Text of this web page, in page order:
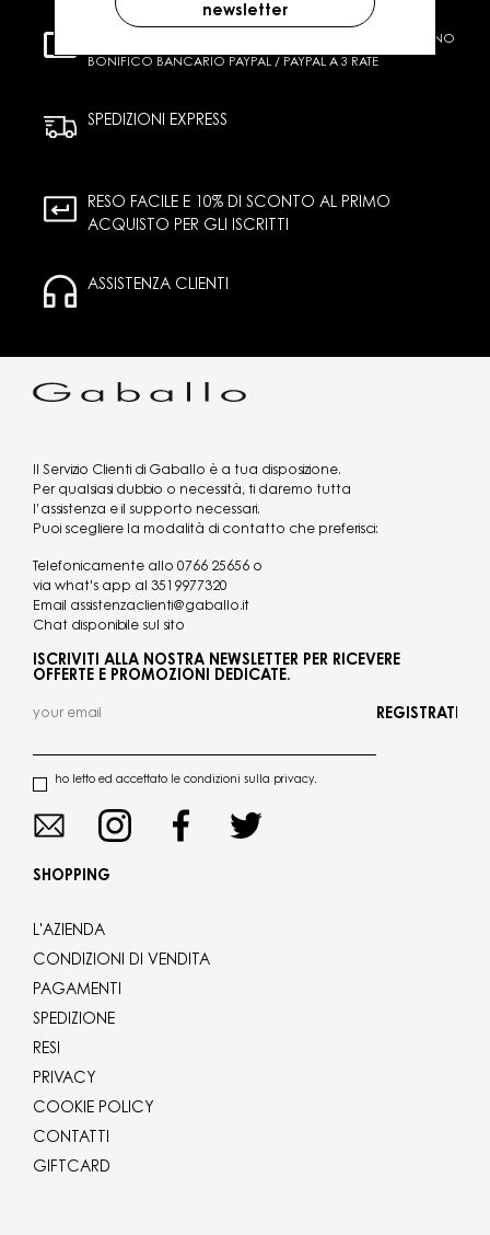
CARTA DI CREDITO CONTRASSEGNO
BONIFICO BANCARIO PAYPAL / PAYPAL A 3 RATE
SPEDIZIONI EXPRESS
RESO FACILE E 10% DI SCONTO AL PRIMO
ACQUISTO PER GLI ISCRITTI
ASSISTENZA CLIENTI
Il Servizio Clienti di Gaballo è a tua disposizione.
Per qualsiasi dubbio o necessità, ti daremo tutta
l’assistenza e il supporto necessari.
Puoi scegliere la modalità di contatto che preferisci:
Telefonicamente allo 0766 25656 o
via what's app al 3519977320
Email assistenzaclienti@gaballo.it
Chat disponibile sul sito
ISCRIVITI ALLA NOSTRA NEWSLETTER PER RICEVERE
OFFERTE E PROMOZIONI DEDICATE.
ho letto ed accettato le condizioni sulla privacy.
REGISTRATI
SHOPPING
L'AZIENDA
CONDIZIONI DI VENDITA
PAGAMENTI
SPEDIZIONE
RESI
PRIVACY
COOKIE POLICY
CONTATTI
GIFTCARD
newsletter